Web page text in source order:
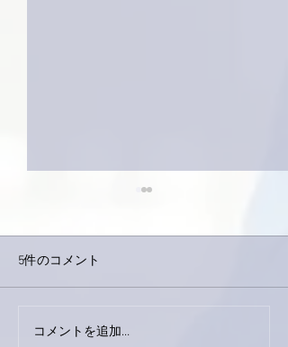
家レコーディング無事終
5件のコメント
コメントを追加…